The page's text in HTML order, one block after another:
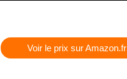
Voir le prix sur Amazon.fr